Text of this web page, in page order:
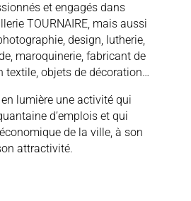
et engagés dans
TOURNAIRE, mais aussi
design, lutherie,
maroquinerie, fabricant de
textile, objets de décoration…
lumière une activité qui
d’emplois et qui
de la ville, à son
attractivité.